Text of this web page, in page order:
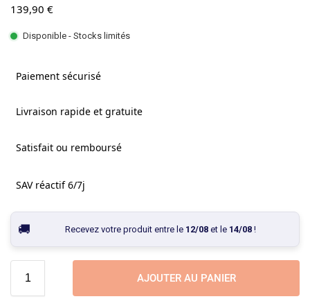
139,90 €
Disponible - Stocks limités
Paiement sécurisé
Livraison rapide et gratuite
Satisfait ou remboursé
SAV réactif 6/7j
Recevez votre produit entre le 12/08et le 14/08!
AJOUTER AU PANIER